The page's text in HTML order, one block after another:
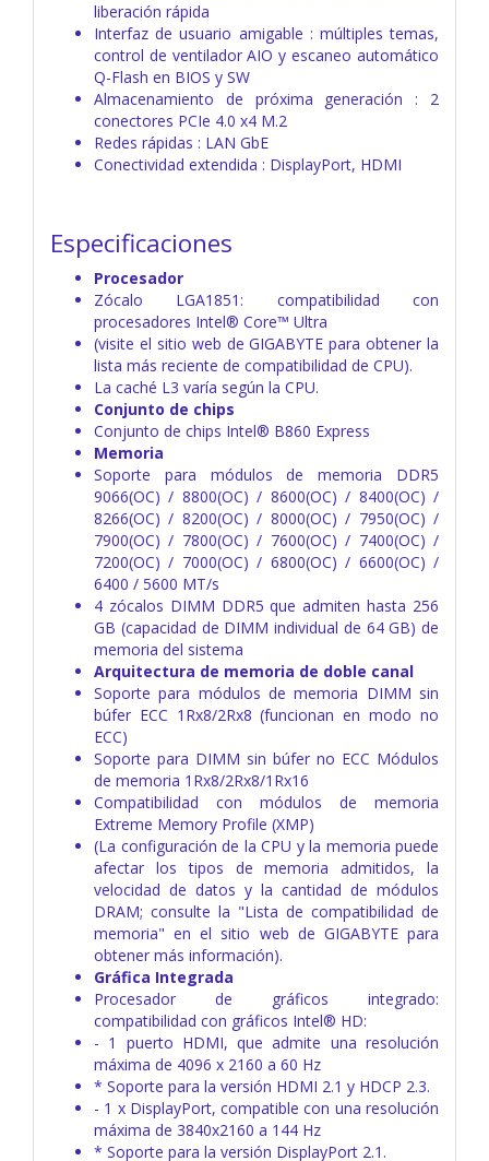
liberación rápida
Interfaz de usuario amigable : múltiples temas,
control de ventilador AIO y escaneo automático
Q-Flash en BIOS y SW
Almacenamiento de próxima generación : 2
conectores PCIe 4.0 x4 M.2
Redes rápidas : LAN GbE
Conectividad extendida : DisplayPort, HDMI
Especificaciones
Procesador
Zócalo LGA1851: compatibilidad con
procesadores Intel® Core™ Ultra
(visite el sitio web de GIGABYTE para obtener la
lista más reciente de compatibilidad de CPU).
La caché L3 varía según la CPU.
Conjunto de chips
Conjunto de chips Intel® B860 Express
Memoria
Soporte para módulos de memoria DDR5
9066(OC) / 8800(OC) / 8600(OC) / 8400(OC) /
8266(OC) / 8200(OC) / 8000(OC) / 7950(OC) /
7900(OC) / 7800(OC) / 7600(OC) / 7400(OC) /
7200(OC) / 7000(OC) / 6800(OC) / 6600(OC) /
6400 / 5600 MT/s
4 zócalos DIMM DDR5 que admiten hasta 256
GB (capacidad de DIMM individual de 64 GB) de
memoria del sistema
Arquitectura de memoria de doble canal
Soporte para módulos de memoria DIMM sin
búfer ECC 1Rx8/2Rx8 (funcionan en modo no
ECC)
Soporte para DIMM sin búfer no ECC Módulos
de memoria 1Rx8/2Rx8/1Rx16
Compatibilidad con módulos de memoria
Extreme Memory Profile (XMP)
(La configuración de la CPU y la memoria puede
afectar los tipos de memoria admitidos, la
velocidad de datos y la cantidad de módulos
DRAM; consulte la "Lista de compatibilidad de
memoria" en el sitio web de GIGABYTE para
obtener más información).
Gráfica Integrada
Procesador de gráficos integrado:
compatibilidad con gráficos Intel® HD:
- 1 puerto HDMI, que admite una resolución
máxima de 4096 x 2160 a 60 Hz
* Soporte para la versión HDMI 2.1 y HDCP 2.3.
- 1 x DisplayPort, compatible con una resolución
máxima de 3840x2160 a 144 Hz
* Soporte para la versión DisplayPort 2.1.